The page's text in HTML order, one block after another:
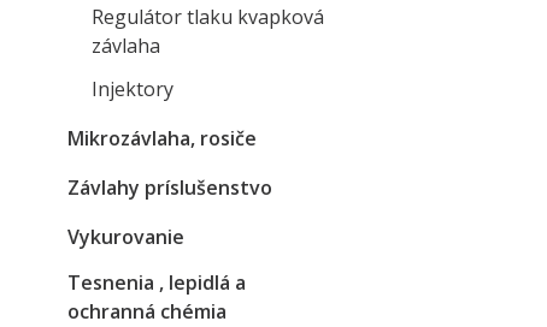
Regulátor tlaku kvapková
závlaha
Injektory
Mikrozávlaha, rosiče
Závlahy príslušenstvo
Vykurovanie
Tesnenia , lepidlá a
ochranná chémia